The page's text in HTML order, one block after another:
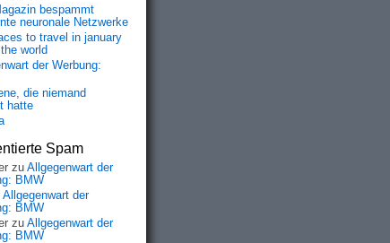
bespammt
neuronale Netzwerke
to travel in january
world
der Werbung:
die niemand
hatte
Spam
zu Allgegenwart der
BMW
Allgegenwart der
BMW
zu Allgegenwart der
BMW